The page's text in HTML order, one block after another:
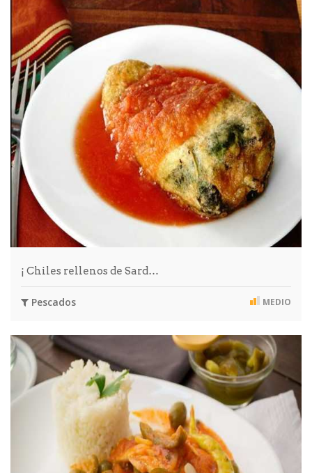
¡ Chiles rellenos de Sard…
Pescados MEDIO